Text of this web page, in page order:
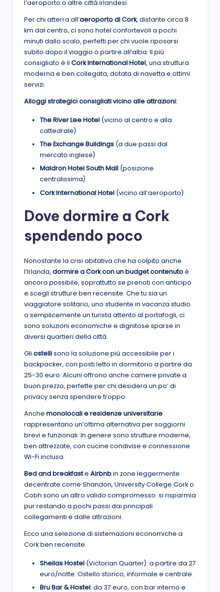
l’aeroporto o altre città irlandesi.
Per chi atterra all’aeroporto di Cork, distante circa 8
km dal centro, ci sono hotel confortevoli a pochi
minuti dallo scalo, perfetti per chi vuole riposarsi
subito dopo il viaggio o partire all’alba. Il più
consigliato è il Cork International Hotel, una struttura
moderna e ben collegata, dotata di navetta e ottimi
servizi.
Alloggi strategici consigliati vicino alle attrazioni:
The River Lee Hotel (vicino al centro e alla
cattedrale)
The Exchange Buildings (a due passi dal
mercato inglese)
Maldron Hotel South Mall (posizione
centralissima)
Cork International Hotel (vicino all’aeroporto)
Dove dormire a Cork
spendendo poco
Nonostante la crisi abitativa che ha colpito anche
l’Irlanda, dormire a Cork con un budget contenutoè
ancora possibile, soprattutto se prenoti con anticipo
e scegli strutture ben recensite. Che tu sia un
viaggiatore solitario, uno studente in vacanza studio
o semplicemente un turista attento al portafogli, ci
sono soluzioni economiche e dignitose sparse in
diversi quartieri della città.
Gli ostellisono la soluzione più accessibile per i
backpacker, con posti letto in dormitorio a partire da
25-30 euro. Alcuni offrono anche camere private a
buon prezzo, perfette per chi desidera un po’ di
privacy senza spendere troppo.
Anche monolocali e residenze universitarie
rappresentano un’ottima alternativa per soggiorni
brevi e funzionali. In genere sono strutture moderne,
ben attrezzate, con cucine condivise e connessione
Wi-Fi inclusa.
Bed and breakfaste Airbnbin zone leggermente
decentrate come Shandon, University College Cork o
Cobh sono un altro valido compromesso: si risparmia
pur restando a pochi passi dai principali
collegamenti e dalle attrazioni.
Ecco una selezione di sistemazioni economiche a
Cork ben recensite:
Sheilas Hostel (Victorian Quarter): a partire da 27
euro/notte. Ostello storico, informale e centrale.
Bru Bar & Hostel: da 37 euro, con bar interno e